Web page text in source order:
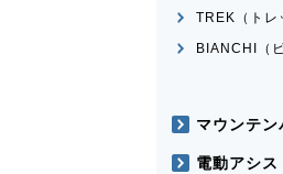
TREK（トレ
BIANCHI（
マウンテン
電動アシス